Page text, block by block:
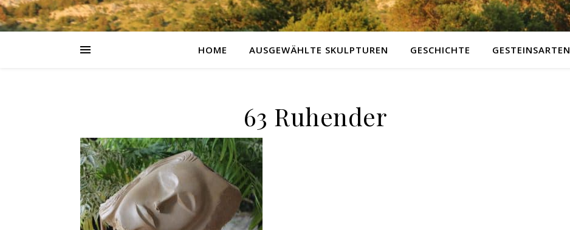
HOME AUSGEWÄHLTE SKULPTUREN GESCHICHTE GESTEINSARTEN
63 Ruhender